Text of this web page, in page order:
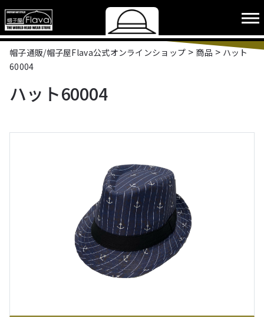
帽子通販/帽子屋Flava公式オンラインショップ > 商品 > ハット
60004
ハット60004